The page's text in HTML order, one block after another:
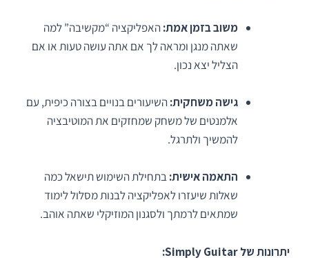
משוב בזמן אמת:האפליקציה “מקשיבה” למה
שאתה מנגן ומראה לך אם אתה עושה טעות או אם
הצליל יצא נכון.
גישה משחקית:השיעורים בנויים בצורה כיפית, עם
אלמנטים של משחק שמחזקים את המוטיבציה
להמשיך ולתרגל.
התאמה אישית:בתחילת השימוש תישאל כמה
שאלות שיעזרו לאפליקציה לבנות מסלול לימוד
שמתאים לרמתך ולסגנון המוזיקלי שאתה אוהב.
יתרונות של Simply Guitar: